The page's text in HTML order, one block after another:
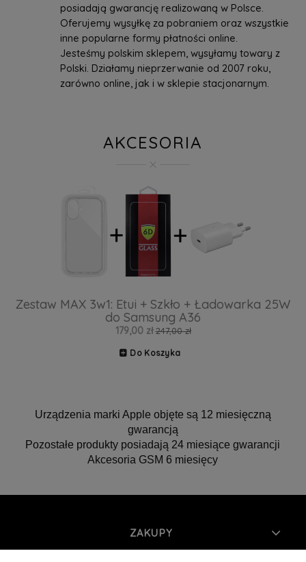
posiadają gwarancję realizowaną w Polsce.
Oferujemy wysyłkę za pobraniem oraz wszystkie
inne popularne formy płatności online.
Jesteśmy polskim sklepem, wysyłamy towary z
Polski. Działamy nieprzerwanie od 2007 roku,
zarówno online, jak i w sklepie stacjonarnym.
AKCESORIA
Zestaw MAX 3w1: Etui + Szkło + Ładowarka 25W
do Samsung A36
179,00 zł 247,00 zł
Do Koszyka
Urządzenia marki Apple objęte są 12 miesięczną
gwarancją
Pozostałe produkty posiadają 24 miesiące gwarancji
Akcesoria GSM 6 miesięcy
ZAKUPY